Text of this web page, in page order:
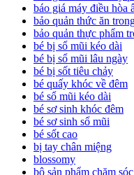
báo giá máy điều hòa
bảo quản thức ăn
bảo quản thực phẩm
bé bị sổ mũi kéo dài
bé bị sổ mũi lâu ngày
bé bị sốt tiêu chảy
bé quấy khóc về đêm
bé sổ mũi kéo dài
bé sơ sinh khóc đêm
bé sơ sinh sổ mũi
bé sốt cao
bị tay chân miệng
blossomy
bộ sản phẩm chăm